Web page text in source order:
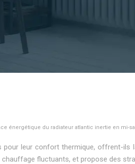
énergétique du radiateur atlantic inertie en mi-
pour leur confort thermique, offrent-
fluctuants, et propose des